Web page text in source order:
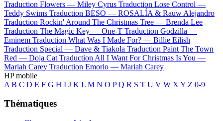
Traduction Flowers — Miley Cyrus Traduction Lose Control —
Teddy Swims Traduction BESO — ROSALÍA & Rauw Alejandro
Traduction Rockin' Around The Christmas Tree — Brenda Lee
Traduction The Magic Key — One-T Traduction Godzilla —
Eminem Traduction What Was I Made For? — Billie Eilish
Traduction Special — Dave & Tiakola Traduction Paint The Town
Red — Doja Cat Traduction All I Want For Christmas Is You —
Mariah Carey Traduction Emorio — Mariah Carey
HP mobile
A B C D E F G H I J K L M N O P Q R S T U V W X Y Z 0-9
Thématiques